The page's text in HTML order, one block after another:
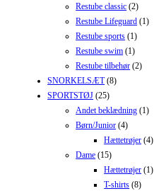
Restube classic (2)
Restube Lifeguard (1)
Restube sports (1)
Restube swim (1)
Restube tilbehør (2)
SNORKELSÆT (8)
SPORTSTØJ (25)
Andet beklædning (1)
Børn/Junior (4)
Hættetrøjer (4)
Dame (15)
Hættetrøjer (1)
T-shirts (8)